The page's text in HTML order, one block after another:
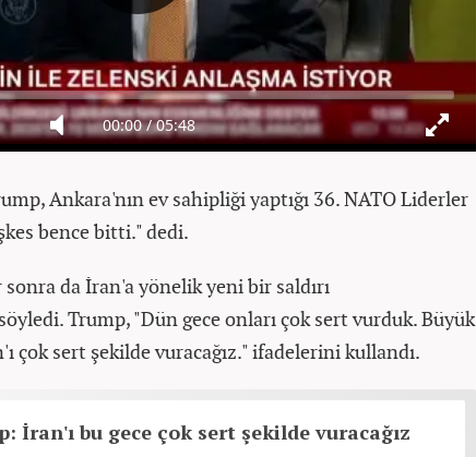
Ankara'nın ev sahipliği yaptığı 36.⁠ ⁠NATO Liderler
bence bitti." dedi.
da İran'a yönelik yeni bir saldırı
Trump, "Dün gece onları çok sert vurduk. Büyük
çok sert şekilde vuracağız." ifadelerini kullandı.
İran'ı bu gece çok sert şekilde vuracağız